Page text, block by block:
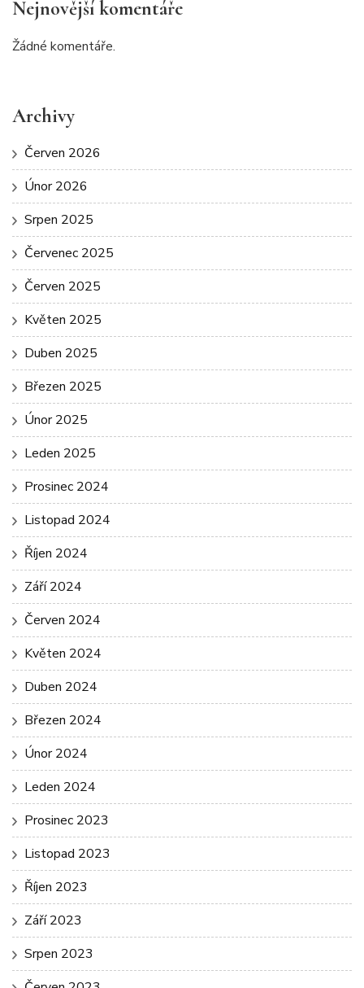
Nejnovější komentáře
Žádné komentáře.
Archivy
Červen 2026
Únor 2026
Srpen 2025
Červenec 2025
Červen 2025
Květen 2025
Duben 2025
Březen 2025
Únor 2025
Leden 2025
Prosinec 2024
Listopad 2024
Říjen 2024
Září 2024
Červen 2024
Květen 2024
Duben 2024
Březen 2024
Únor 2024
Leden 2024
Prosinec 2023
Listopad 2023
Říjen 2023
Září 2023
Srpen 2023